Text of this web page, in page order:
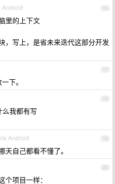
16
Android
里的上下文
，写上，是省未来迭代这部分开发
17
下。
18
我都有写
19
Android
自己都看不懂了。
20
项目一样：